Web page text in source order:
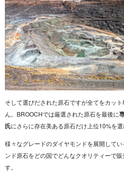
そして選びだされた原石ですが全てをカッ
ん。BROOCHでは厳選された原石を最後に
氏にさらに存在美ある原石だけ上位10%を選
様々なグレードのダイヤモンドを展開して
ンド原石をどの国でどんなクオリティーで
す。